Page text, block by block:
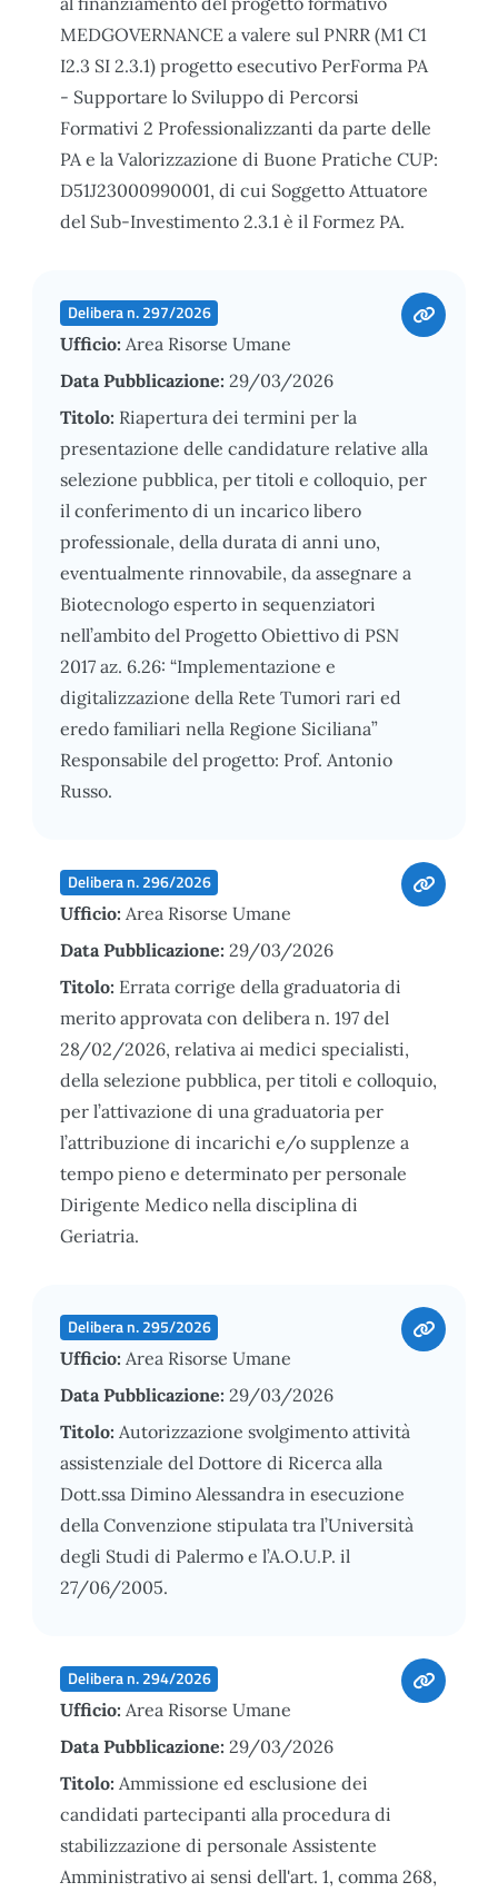
MEDGOVERNANCE a valere sul PNRR (M1 C1
I2.3 SI 2.3.1) progetto esecutivo PerForma PA
- Supportare lo Sviluppo di Percorsi
Formativi 2 Professionalizzanti da parte delle
PA e la Valorizzazione di Buone Pratiche CUP:
D51J23000990001, di cui Soggetto Attuatore
del Sub-Investimento 2.3.1 è il Formez PA.
Delibera n. 297/2026
Ufficio: Area Risorse Umane
Data Pubblicazione: 29/03/2026
Titolo: Riapertura dei termini per la
presentazione delle candidature relative alla
selezione pubblica, per titoli e colloquio, per
il conferimento di un incarico libero
professionale, della durata di anni uno,
eventualmente rinnovabile, da assegnare a
Biotecnologo esperto in sequenziatori
nell’ambito del Progetto Obiettivo di PSN
2017 az. 6.26: “Implementazione e
digitalizzazione della Rete Tumori rari ed
eredo familiari nella Regione Siciliana”
Responsabile del progetto: Prof. Antonio
Russo.
Delibera n. 296/2026
Ufficio: Area Risorse Umane
Data Pubblicazione: 29/03/2026
Titolo: Errata corrige della graduatoria di
merito approvata con delibera n. 197 del
28/02/2026, relativa ai medici specialisti,
della selezione pubblica, per titoli e colloquio,
per l’attivazione di una graduatoria per
l’attribuzione di incarichi e/o supplenze a
tempo pieno e determinato per personale
Dirigente Medico nella disciplina di
Geriatria.
Delibera n. 295/2026
Ufficio: Area Risorse Umane
Data Pubblicazione: 29/03/2026
Titolo: Autorizzazione svolgimento attività
assistenziale del Dottore di Ricerca alla
Dott.ssa Dimino Alessandra in esecuzione
della Convenzione stipulata tra l’Università
degli Studi di Palermo e l’A.O.U.P. il
27/06/2005.
Delibera n. 294/2026
Ufficio: Area Risorse Umane
Data Pubblicazione: 29/03/2026
Titolo: Ammissione ed esclusione dei
candidati partecipanti alla procedura di
stabilizzazione di personale Assistente
Amministrativo ai sensi dell'art. 1, comma 268,